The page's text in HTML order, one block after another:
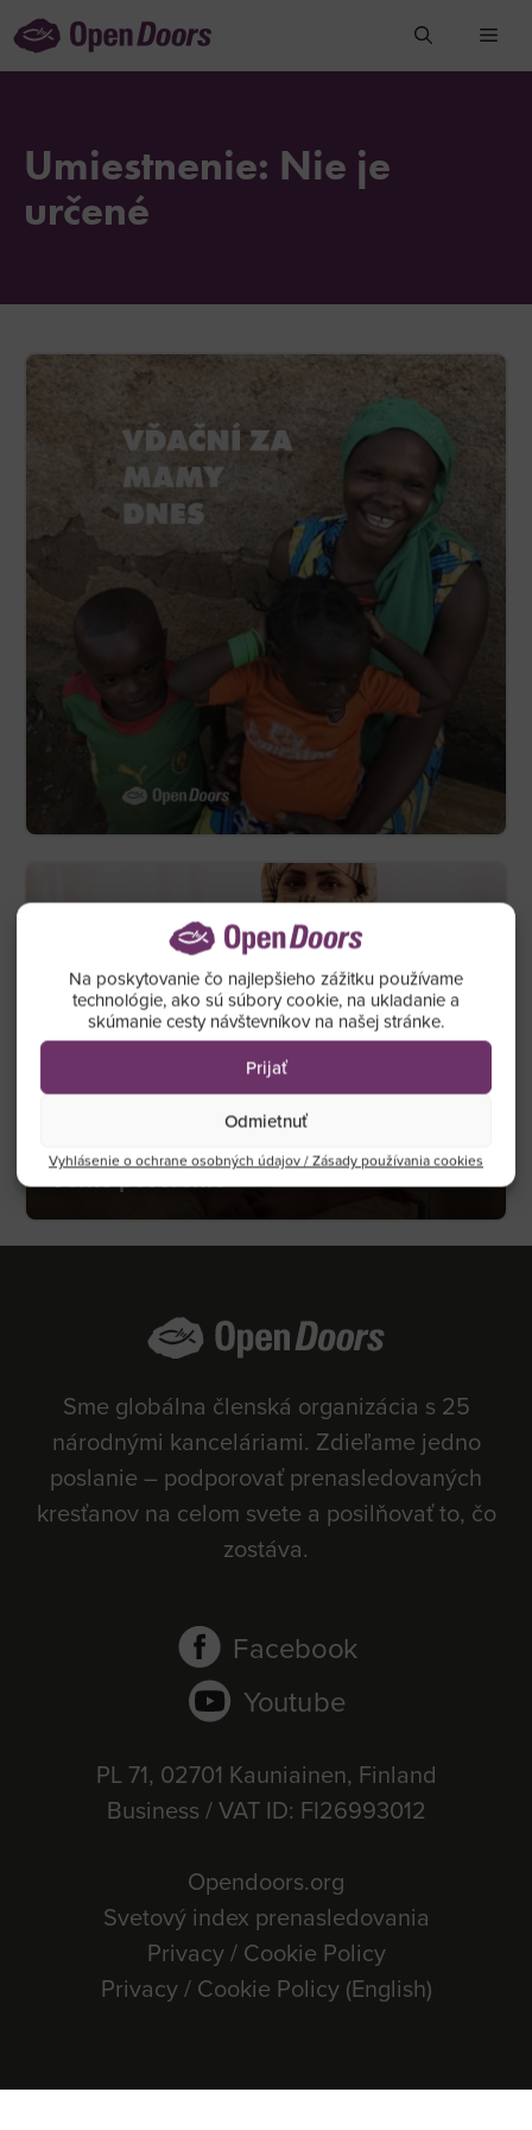
Na poskytovanie čo najlepšieho zážitku používame
technológie, ako sú súbory cookie, na ukladanie a
skúmanie cesty návštevníkov na našej stránke.
Prijať
Odmietnuť
Vyhlásenie o ochrane osobných údajov / Zásady používania cookies
Preskočiť
na
Umiestnenie: Nie je
určené
Modlite sa s 25 ženami, ktoré napĺňajú
Veľké poverenie
Sme globálna členská organizácia s 25
národnými kanceláriami. Zdieľame jedno
poslanie – podporovať prenasledovaných
kresťanov na celom svete a posilňovať to, čo
zostáva.
Facebook
Youtube
PL 71, 02701 Kauniainen, Finland
Business / VAT ID: FI26993012
Opendoors.org
Svetový index prenasledovania
Privacy / Cookie Policy
Privacy / Cookie Policy (English)